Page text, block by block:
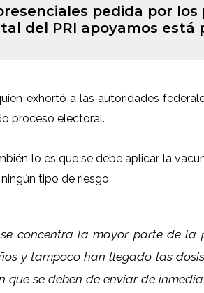
pedida por
del PRI apoyamos está
exhortó a las autoridades
proceso electoral.
lo es que se debe aplicar la
tipo de riesgo.
concentra la mayor parte de
y tampoco han llegado las
que se deben de enviar de